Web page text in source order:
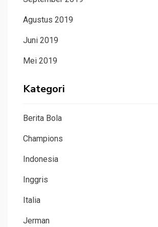
Agustus 2019
Juni 2019
Mei 2019
Kategori
Berita Bola
Champions
Indonesia
Inggris
Italia
Jerman